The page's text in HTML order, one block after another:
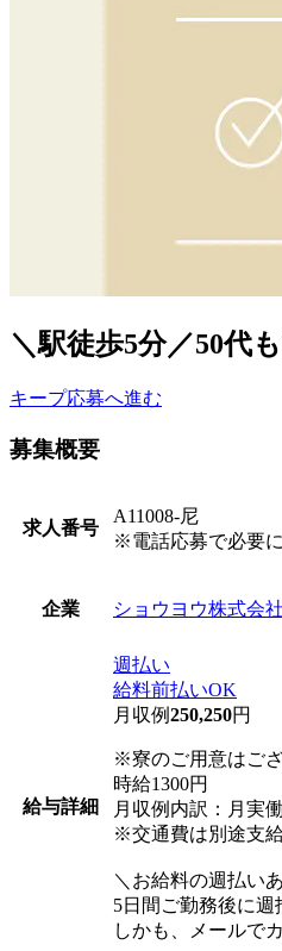
＼駅徒歩5分／50代
キープ応募へ進む
募集概要
求人番号
A11008-尼
※電話応募で必要に
企業 ショウヨウ株式会社
給与詳細
週払い
給料前払いOK
月収例250,250円
※寮のご用意はご
時給1300円
月収例内訳：月実
※交通費は別途支
＼お給料の週払い
5日間ご勤務後に週
しかも、メールで